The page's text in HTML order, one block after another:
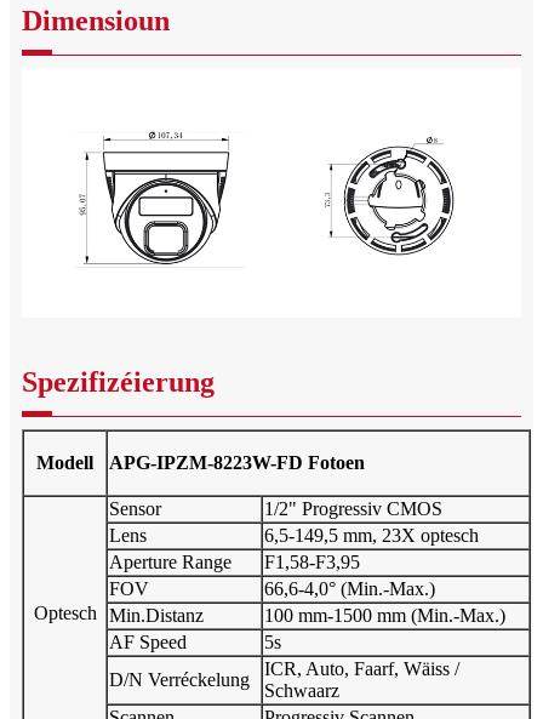
Dimensioun
Spezifizéierung
Modell APG-IPZM-8223W-FD Fotoen
Optesch
Sensor
1/2" Progressiv CMOS
Lens
6,5-149,5 mm, 23X optesch
Aperture Range
F1,58-F3,95
FOV
66,6-4,0° (Min.-Max.)
Min.Distanz
100 mm-1500 mm (Min.-Max.)
AF Speed
5s
D/N Verréckelung
ICR, Auto, Faarf, Wäiss /
Schwaarz